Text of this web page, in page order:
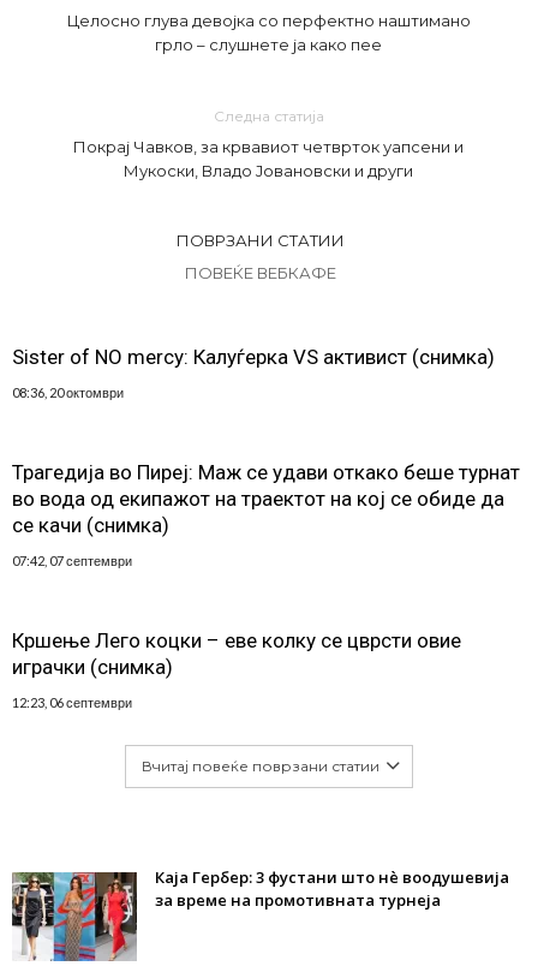
Целосно глува девојка со перфектно наштимано
грло – слушнете ја како пее
Следна статија
Покрај Чавков, за крвавиот четврток уапсени и
Мукоски, Владо Јовановски и други
ПОВРЗАНИ СТАТИИ
ПОВЕЌЕ ВЕБКАФЕ
Sister of NO mercy: Калуѓерка VS активист (снимка)
08:36, 20 октомври
Трагедија во Пиреј: Маж се удави откако беше турнат
во вода од екипажот на траектот на кој се обиде да
се качи (снимка)
07:42, 07 септември
Кршење Лего коцки – еве колку се цврсти овие
играчки (снимка)
12:23, 06 септември
Вчитај повеќе поврзани статии
Каја Гербер: 3 фустани што нè воодушевија
за време на промотивната турнеја